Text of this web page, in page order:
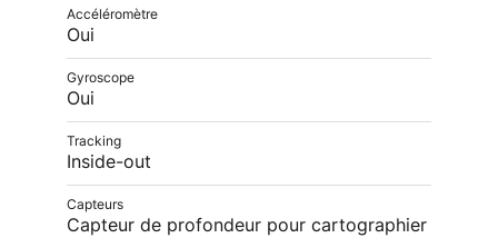
Accéléromètre
Oui
Gyroscope
Oui
Tracking
Inside-out
Capteurs
Capteur de profondeur pour cartographier